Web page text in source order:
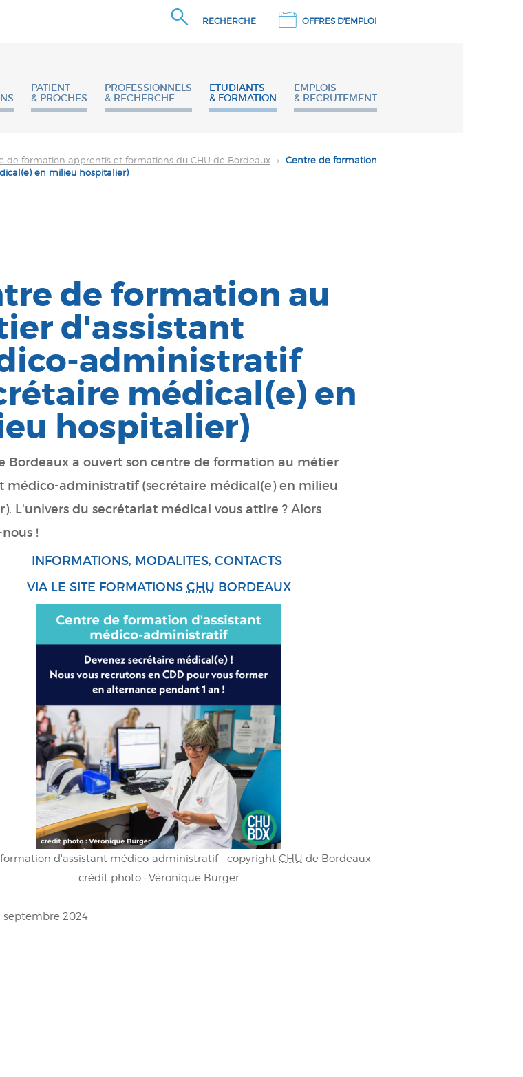
RECHERCHE OFFRES D'EMPLOI
PATIENT
& PROCHES
PROFESSIONNELS
& RECHERCHE
ETUDIANTS
& FORMATION
EMPLOIS
& RECRUTEMENT
de formation apprentis et formations du CHU de Bordeaux ›
Centre de formation
en milieu hospitalier)
de formation au
d'assistant
administratif
médical(e) en
hospitalier)
Bordeaux a ouvert son centre de formation au métier
médico-administratif (secrétaire médical(e) en milieu
L'univers du secrétariat médical vous attire ? Alors
!
INFORMATIONS, MODALITES, CONTACTS
VIA LE SITE FORMATIONS CHU BORDEAUX
d'assistant médico-administratif - copyright CHU de Bordeaux
crédit photo : Véronique Burger
2024